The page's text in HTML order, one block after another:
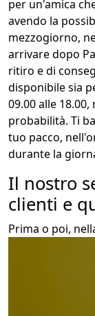
per un'amica
avendo la
mezzogiorno,
arrivare dopo
ritiro e di
disponibile sia
09.00 alle
probabilità. Ti
tuo pacco,
durante la
Il nostro
clienti e
Prima o poi,